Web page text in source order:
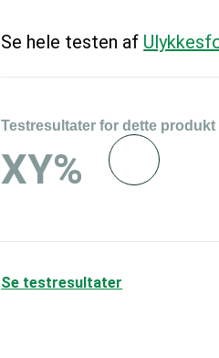
Se hele testen af
Testresultater for dette produkt
XY%
Se testresultater